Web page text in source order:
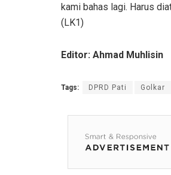
kami bahas lagi. Harus
(LK1)
Editor: Ahmad Muhlisin
Tags: DPRD Pati Golkar